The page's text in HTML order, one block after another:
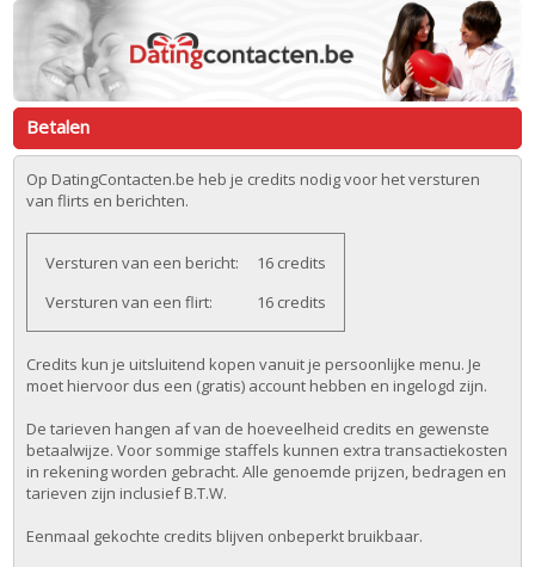
Betalen
Op DatingContacten.be heb je credits nodig voor het versturen
van flirts en berichten.
Versturen van een bericht:
16 credits
Versturen van een flirt:
16 credits
Credits kun je uitsluitend kopen vanuit je persoonlijke menu. Je
moet hiervoor dus een (gratis) account hebben en ingelogd zijn.
De tarieven hangen af van de hoeveelheid credits en gewenste
betaalwijze. Voor sommige staffels kunnen extra transactiekosten
in rekening worden gebracht. Alle genoemde prijzen, bedragen en
tarieven zijn inclusief B.T.W.
Eenmaal gekochte credits blijven onbeperkt bruikbaar.